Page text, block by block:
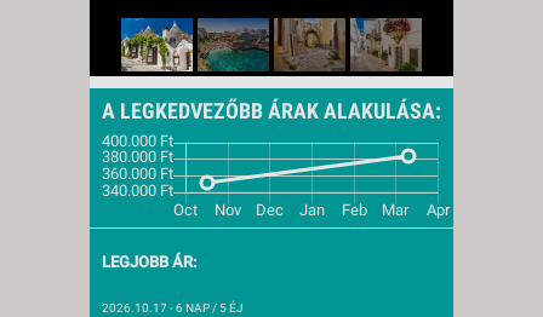
A LEGKEDVEZŐBB ÁRAK ALAKULÁSA:
LEGJOBB ÁR:
2026.10.17- 6 NAP / 5 ÉJ